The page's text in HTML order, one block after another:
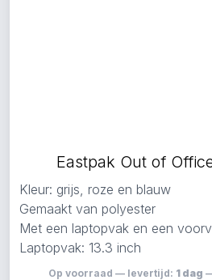
Eastpak Out of
Kleur: grijs, roze en blauw
Gemaakt van polyester
Met een laptopvak en een
Laptopvak: 13.3 inch
Op voorraad — levertijd: 1 dag